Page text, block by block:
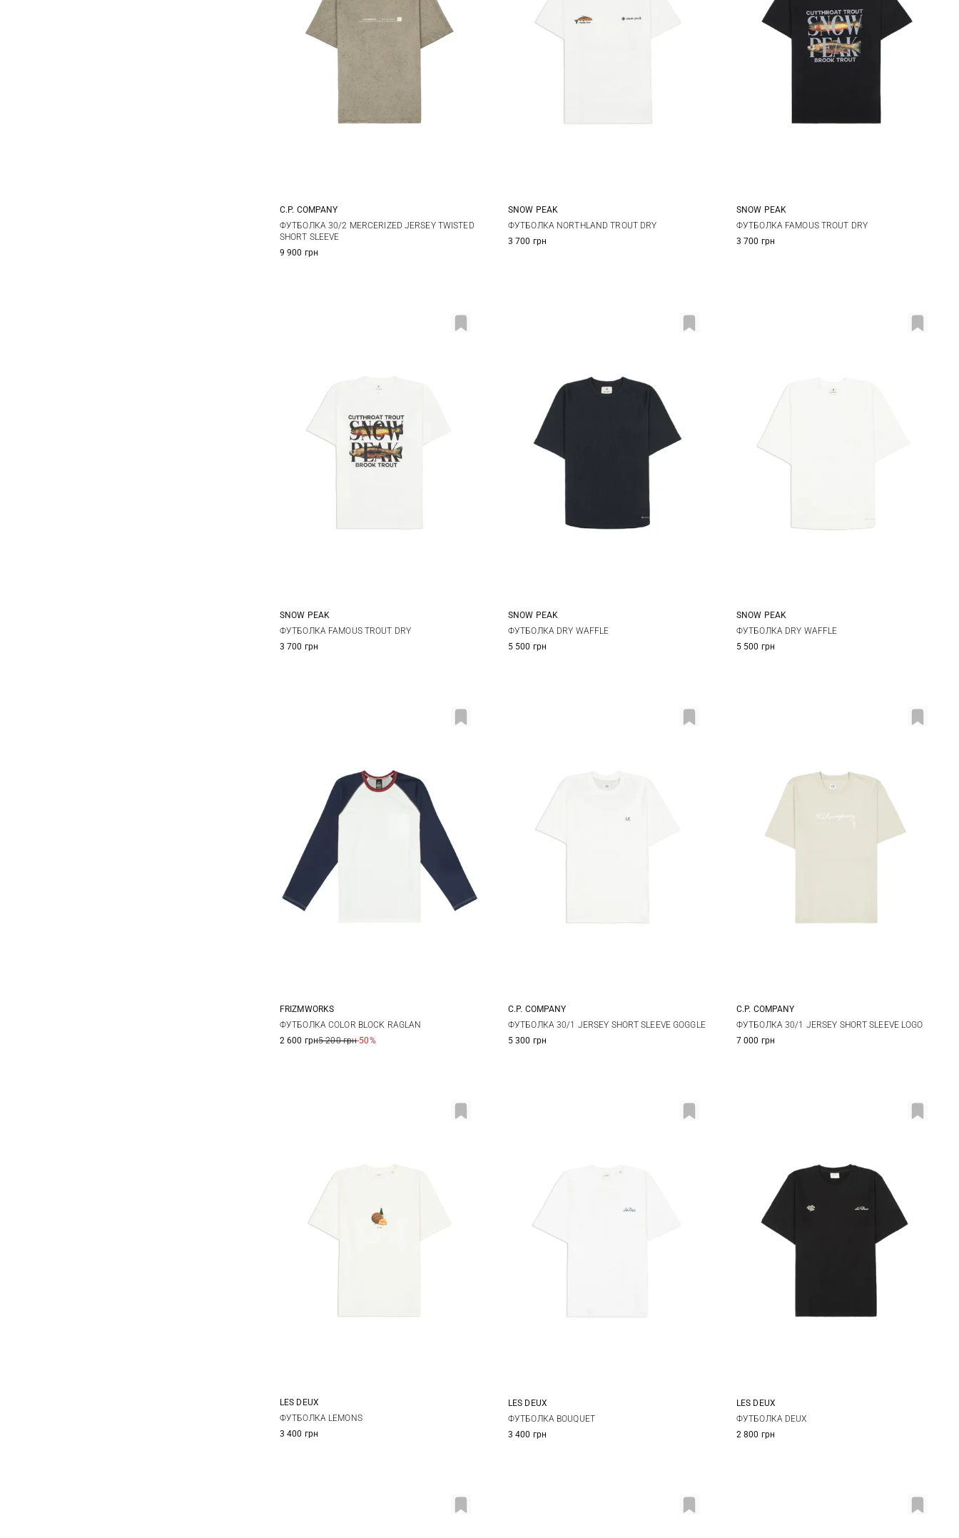
S M L XL
C.P. COMPANY
ФУТБОЛКА 30/2 MERCERIZED JERSEY TWISTED
SHORT SLEEVE
9 900 грн
S M L
SNOW PEAK
ФУТБОЛКА NORTHLAND TROUT DRY
3 700 грн
M L XL
SNOW PEAK
ФУТБОЛКА FAMOUS TROUT DRY
3 700 грн
M L XL
SNOW PEAK
ФУТБОЛКА FAMOUS TROUT DRY
3 700 грн
S M
SNOW PEAK
ФУТБОЛКА DRY WAFFLE
5 500 грн
S M
SNOW PEAK
ФУТБОЛКА DRY WAFFLE
5 500 грн
M L XL
FRIZMWORKS
ФУТБОЛКА COLOR BLOCK RAGLAN
2 600 грн5 200 грн-50%
M L XL XXL
C.P. COMPANY
ФУТБОЛКА 30/1 JERSEY SHORT SLEEVE GOGGLE
5 300 грн
M L XL XXL
C.P. COMPANY
ФУТБОЛКА 30/1 JERSEY SHORT SLEEVE LOGO
7 000 грн
S M
LES DEUX
ФУТБОЛКА LEMONS
3 400 грн
M L
LES DEUX
ФУТБОЛКА BOUQUET
3 400 грн
S
LES DEUX
ФУТБОЛКА DEUX
2 800 грн